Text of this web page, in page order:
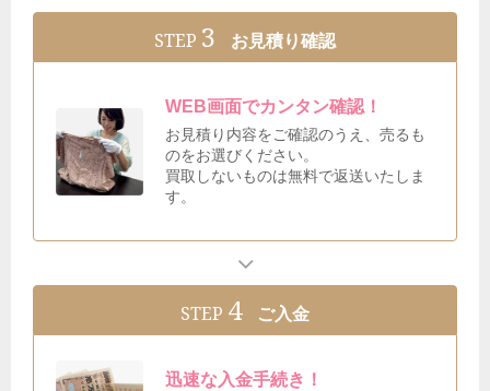
STEP 3 お見積り確認
WEB画面でカンタン確認！
お見積り内容をご確認のうえ、売るも
のをお選びください。
買取しないものは無料で返送いたしま
す。
STEP 4 ご入金
迅速な入金手続き！